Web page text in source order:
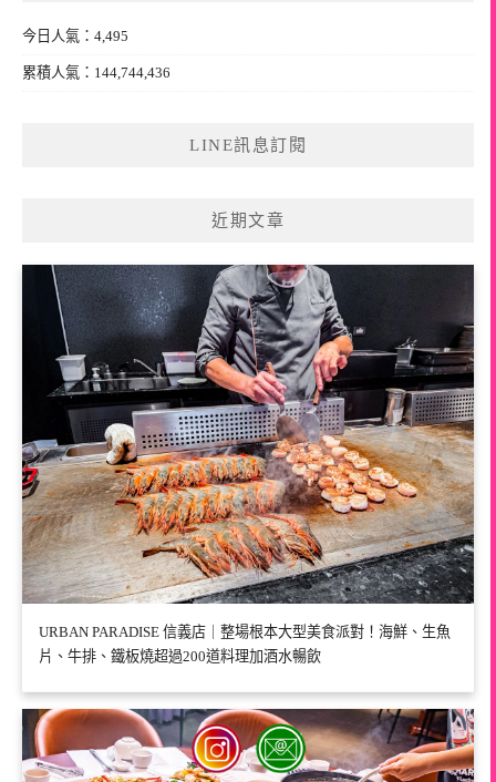
今日人氣：4,495
累積人氣：144,744,436
LINE訊息訂閱
近期文章
URBAN PARADISE 信義店｜整場根本大型美食派對！海鮮、生魚
片、牛排、鐵板燒超過200道料理加酒水暢飲